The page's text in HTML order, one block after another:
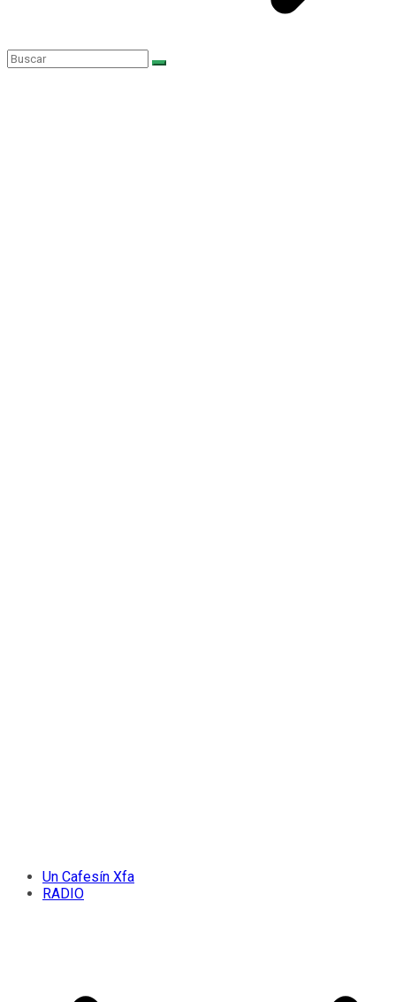
Un Cafesín Xfa
RADIO